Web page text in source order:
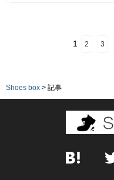
1 2 3
Shoes box > 記事